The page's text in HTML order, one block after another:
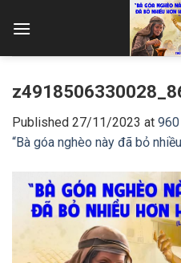
Published 27/11/2023 at
“Bà góa nghèo này đã bỏ